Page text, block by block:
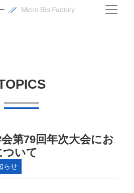
第79回年次大会にお
ついて
らせ